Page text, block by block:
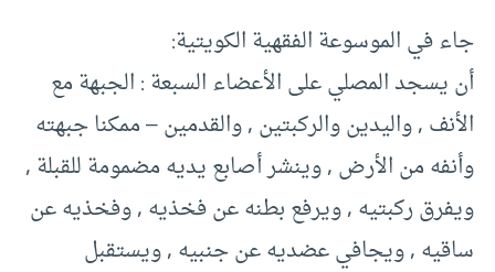
جاء في الموسوعة الفقهية الكويتية:
أن يسجد المصلي على الأعضاء السبعة : الجبهة مع
الأنف , واليدين والركبتين , والقدمين – ممكنا جبهته
وأنفه من الأرض , وينشر أصابع يديه مضمومة للقبلة ,
ويفرق ركبتيه , ويرفع بطنه عن فخذيه , وفخذيه عن
ساقيه , ويجافي عضديه عن جنبيه , ويستقبل